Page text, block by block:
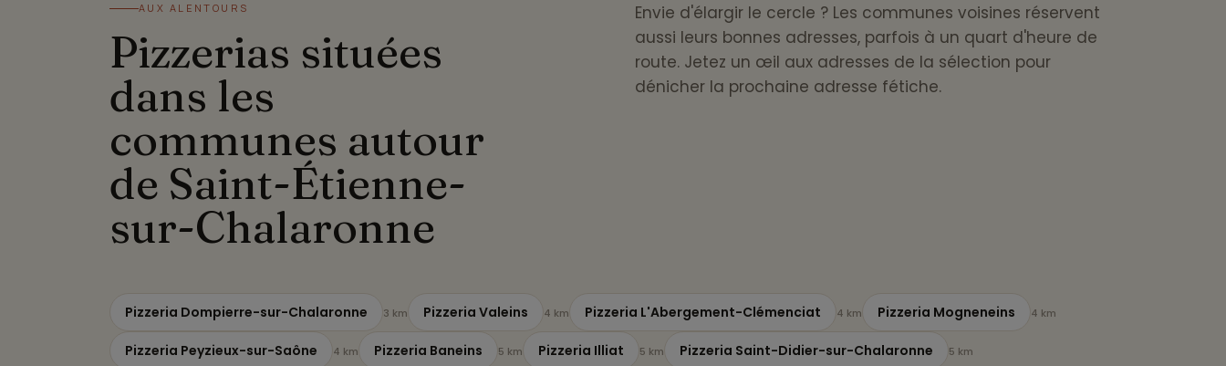
AUX ALENTOURS
Pizzerias situées
dans les
communes autour
de Saint-Étienne-
sur-Chalaronne
Envie d'élargir le cercle ? Les communes voisines réservent
aussi leurs bonnes adresses, parfois à un quart d'heure de
route. Jetez un œil aux adresses de la sélection pour
dénicher la prochaine adresse fétiche.
Pizzeria Dompierre-sur-Chalaronne 3 km Pizzeria Valeins 4 km Pizzeria L'Abergement-Clémenciat 4 km Pizzeria Mogneneins 4 km
Pizzeria Peyzieux-sur-Saône 4 km Pizzeria Baneins 5 km Pizzeria Illiat 5 km Pizzeria Saint-Didier-sur-Chalaronne 5 km